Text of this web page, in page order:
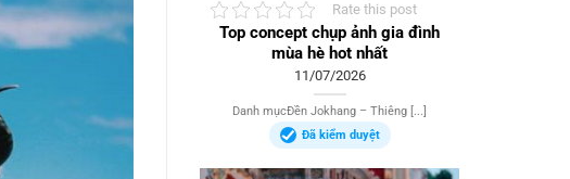
Rate this post
Top concept chụp ảnh gia đình
mùa hè hot nhất
11/07/2026
Danh mụcĐền Jokhang – Thiêng [...]
Đã kiểm duyệt